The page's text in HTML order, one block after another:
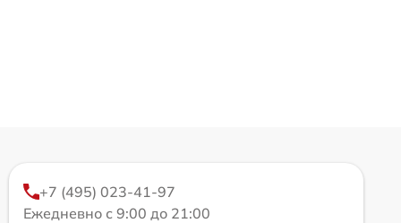
+7 (495) 023-41-97
Ежедневно с 9:00 до 21:00